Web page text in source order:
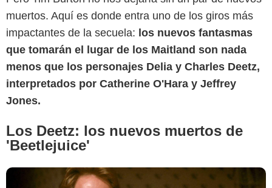
muertos. Aquí es donde entra uno de los giros más
impactantes de la secuela: los nuevos fantasmas
que tomarán el lugar de los Maitland son nada
menos que los personajes Delia y Charles Deetz,
interpretados por Catherine O'Hara y Jeffrey
Jones.
Los Deetz: los nuevos muertos de
'Beetlejuice'